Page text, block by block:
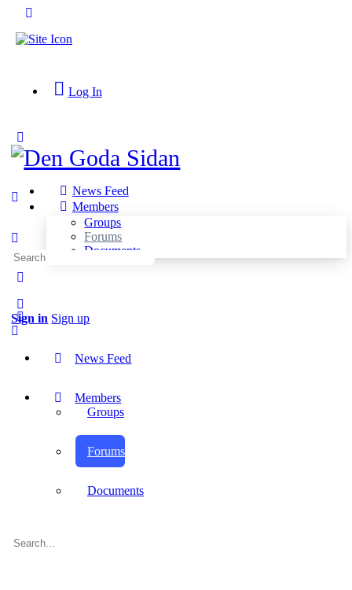
Panel
Log In
Side
Panel
News Feed
Members
Groups
Forums
Documents
Sign in Sign up
Search
for:
News Feed
Members
Groups
Forums
Documents
Search